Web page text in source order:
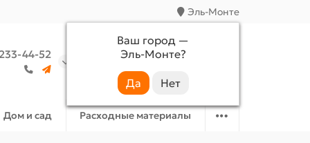
Эль-Монте
Ваш город —
Эль-Монте?
44-52
Аккаунт Избранное
Дом и сад Расходные материалы